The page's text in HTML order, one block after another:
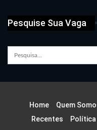
Pesquise Sua Vaga
Home Quem
Recentes